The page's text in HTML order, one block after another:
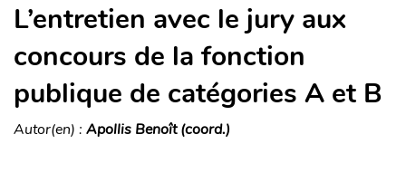
L’entretien avec le jury aux
concours de la fonction
publique de catégories A et B
Autor(en) : Apollis Benoît (coord.)